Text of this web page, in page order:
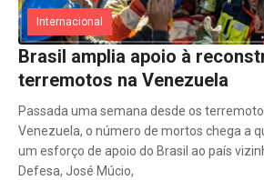
Internacional
Brasil amplia apoio à
terremotos na Venezuela
Passada uma semana desde os
Venezuela, o número de mortos chega a
um esforço de apoio do Brasil ao país
Defesa, José Múcio,